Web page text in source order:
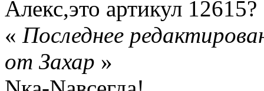
Алекс,это артикул 12615?
« Последнее
от Захар »